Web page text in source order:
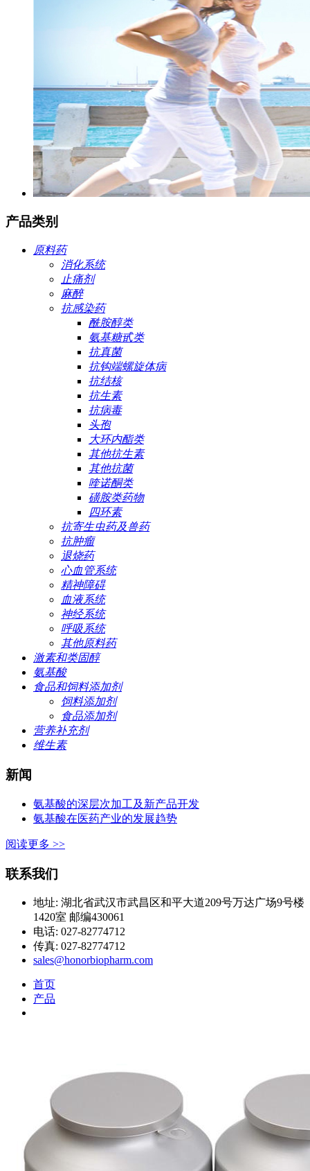
产品类别
原料药
消化系统
止痛剂
麻醉
抗感染药
酰胺醇类
氨基糖甙类
抗真菌
抗钩端螺旋体病
抗结核
抗生素
抗病毒
头孢
大环内酯类
其他抗生素
其他抗菌
喹诺酮类
磺胺类药物
四环素
抗寄生虫药及兽药
抗肿瘤
退烧药
心血管系统
精神障碍
血液系统
神经系统
呼吸系统
其他原料药
激素和类固醇
氨基酸
食品和饲料添加剂
饲料添加剂
食品添加剂
营养补充剂
维生素
新闻
氨基酸的深层次加工及新产品开发
氨基酸在医药产业的发展趋势
阅读更多 >>
联系我们
地址: 湖北省武汉市武昌区和平大道209号万达广场9号楼
1420室 邮编430061
电话: 027-82774712
传真: 027-82774712
sales@honorbiopharm.com
首页
产品